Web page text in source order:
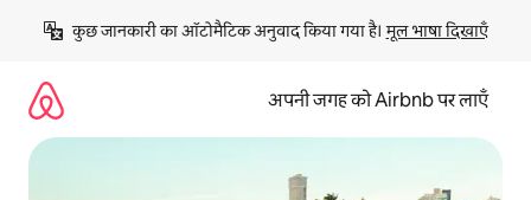
छोड़कर
कॉन्टेंट
कुछ जानकारी का ऑटोमैटिक अनुवाद किया गया है। मूल भाषा दिखाएँ
अपनी जगह को Airbnb पर लाएँ